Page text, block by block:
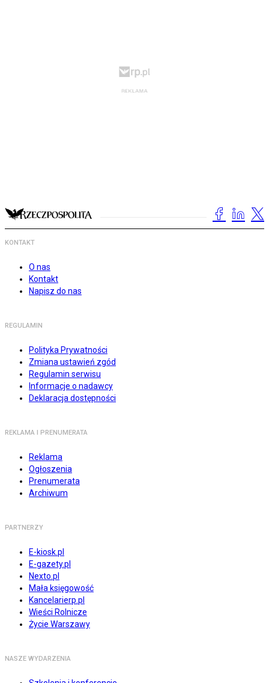
KONTAKT
O nas
Kontakt
Napisz do nas
REGULAMIN
Polityka Prywatności
Zmiana ustawień zgód
Regulamin serwisu
Informacje o nadawcy
Deklaracja dostępności
REKLAMA I PRENUMERATA
Reklama
Ogłoszenia
Prenumerata
Archiwum
PARTNERZY
E-kiosk.pl
E-gazety.pl
Nexto.pl
Mała księgowość
Kancelarierp.pl
Wieści Rolnicze
Życie Warszawy
NASZE WYDARZENIA